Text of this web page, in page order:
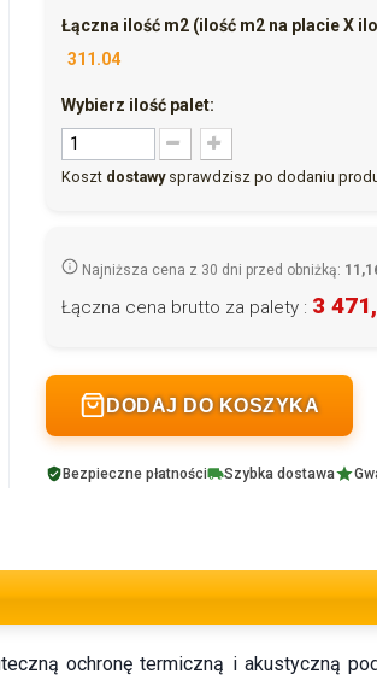
Łączna ilość m2 (ilość m2 na placie X
311.04
Wybierz ilość palet:
Koszt dostawysprawdzisz po dodaniu
Najniższa cena z 30 dni przed obniżką:
Łączna cena brutto za palety : 3
DODAJ DO KOSZYKA
Bezpieczne płatności Szybka dostawa
ochronę termiczną i akustyczną